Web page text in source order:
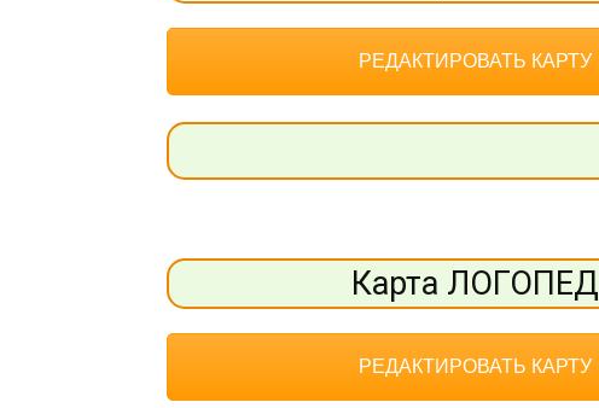
РЕДАКТИРОВАТЬ КАРТУ
Карта ЛОГОПЕД
РЕДАКТИРОВАТЬ КАРТУ